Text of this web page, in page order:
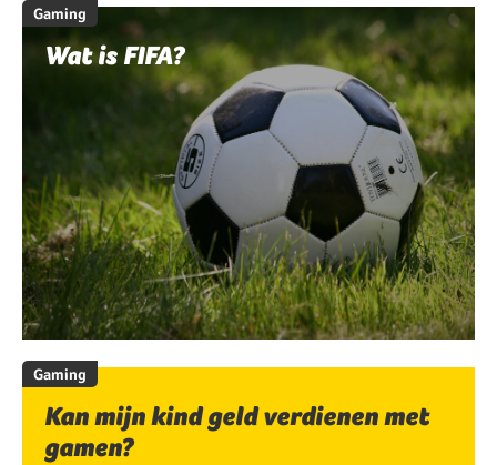
Gaming
Wat is FIFA?
Gaming
Kan mijn kind geld verdienen met
gamen?